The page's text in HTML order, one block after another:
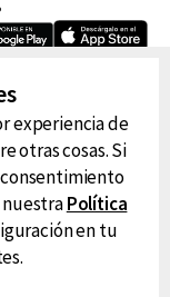
experiencia de
otras cosas. Si
Política
en tu